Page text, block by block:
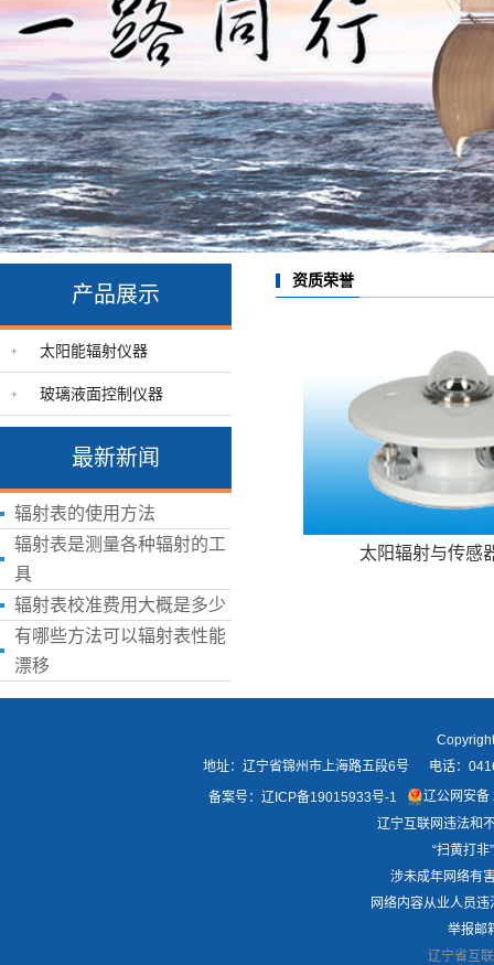
产品展示
太阳能辐射仪器
玻璃液面控制仪器
最新新闻
辐射表的使用方法
辐射表是测量各种辐射的工
具
辐射表校准费用大概是多少
有哪些方法可以辐射表性能
漂移
资质荣誉
太阳辐射与传感
地址：辽宁省锦州市上海路五段6号 电话：
备案号： 辽ICP备19015933号-1
辽公网安
辽宁互联网违法和
“扫黄打
涉未成年网络有
网络内容从业人员
举报邮
辽宁省互